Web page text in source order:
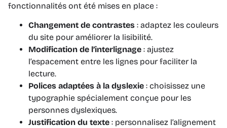
fonctionnalités ont été mises en place :
Changement de contrastes : adaptez les couleurs
du site pour améliorer la lisibilité.
Modification de l’interlignage : ajustez
l’espacement entre les lignes pour faciliter la
lecture.
Polices adaptées à la dyslexie : choisissez une
typographie spécialement conçue pour les
personnes dyslexiques.
Justification du texte : personnalisez l’alignement